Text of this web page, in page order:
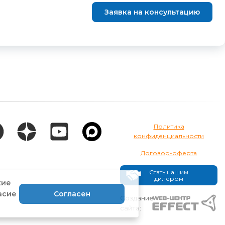
Заявка на консультацию
Политика
конфиденциальности
Договор-оферта
Стать нашим
дилером
Создание
сайта:
Согласен